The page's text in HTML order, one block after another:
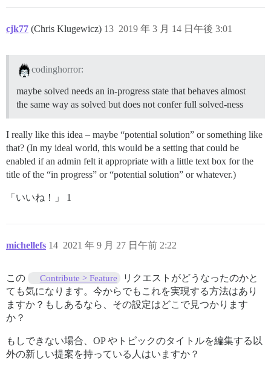
cjk77 (Chris Klugewicz) 2019 年 3 月 14 日午後 3:01
13
codinghorror:
maybe solved needs an in-progress state that behaves almost
the same way as solved but does not confer full solved-ness
I really like this idea – maybe “potential solution” or something like
that? (In my ideal world, this would be a setting that could be
enabled if an admin felt it appropriate with a little text box for the
title of the “in progress” or “potential solution” or whatever.)
「いいね！」 1
michellefs 2021 年 9 月 27 日午前 2:22
14
この Contribute > Feature
リクエストがどうなったのかと
ても気になります。今からでもこれを実現する方法はあり
ますか？もしあるなら、その設定はどこで見つかります
か？
もしできない場合、OP やトピックのタイトルを編集する以
外の新しい提案を持っている人はいますか？